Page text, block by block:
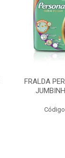
FRALDA